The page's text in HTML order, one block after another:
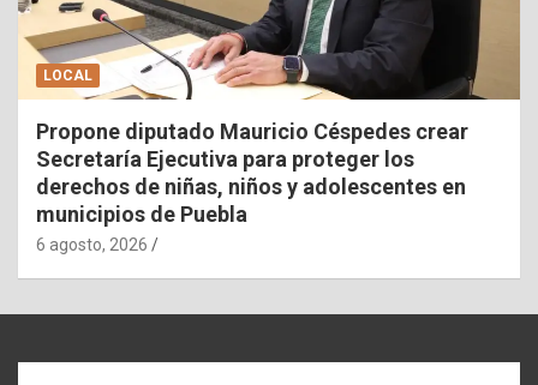
LOCAL
Propone diputado Mauricio Céspedes crear
Secretaría Ejecutiva para proteger los
derechos de niñas, niños y adolescentes en
municipios de Puebla
6 agosto, 2026